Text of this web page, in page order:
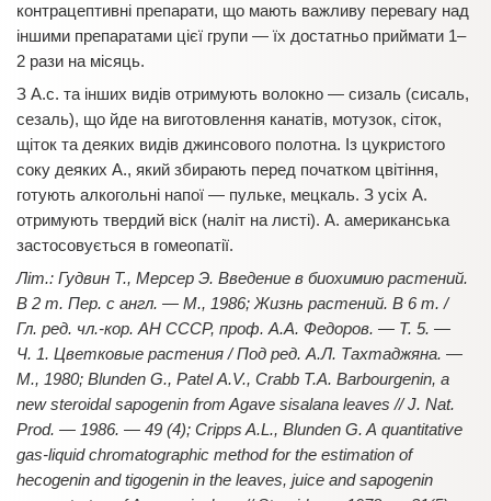
контрацептивні препарати, що мають важливу перевагу над
іншими препаратами цієї групи — їх достатньо приймати 1–
2 рази на місяць.
З А.с. та інших видів отримують волокно — сизаль (сисаль,
сезаль), що йде на виготовлення канатів, мотузок, сіток,
щіток та деяких видів джинсового полотна. Із цукристого
соку деяких А., який збирають перед початком цвітіння,
готують алкогольні напої — пульке, мецкаль. З усіх А.
отримують твердий віск (наліт на листі). А. американська
застосовується в гомеопатії.
Літ.: Гудвин Т., Мерсер Э. Введение в биохимию растений.
В 2 т. Пер. с англ. — М., 1986; Жизнь растений. В 6 т. /
Гл. ред. чл.-кор. АН СССР, проф. А.А. Федоров. — Т. 5. —
Ч. 1. Цветковые растения / Под ред. А.Л. Тахтаджяна. —
М., 1980; Blunden G., Patel A.V., Crabb T.A. Barbourgenin, a
new steroidal sapogenin from Agave sisalana leaves // J. Nat.
Prod. — 1986. — 49 (4); Cripps A.L., Blunden G. A quantitative
gas-liquid chromatographic method for the estimation of
hecogenin and tigogenin in the leaves, juice and sapogenin